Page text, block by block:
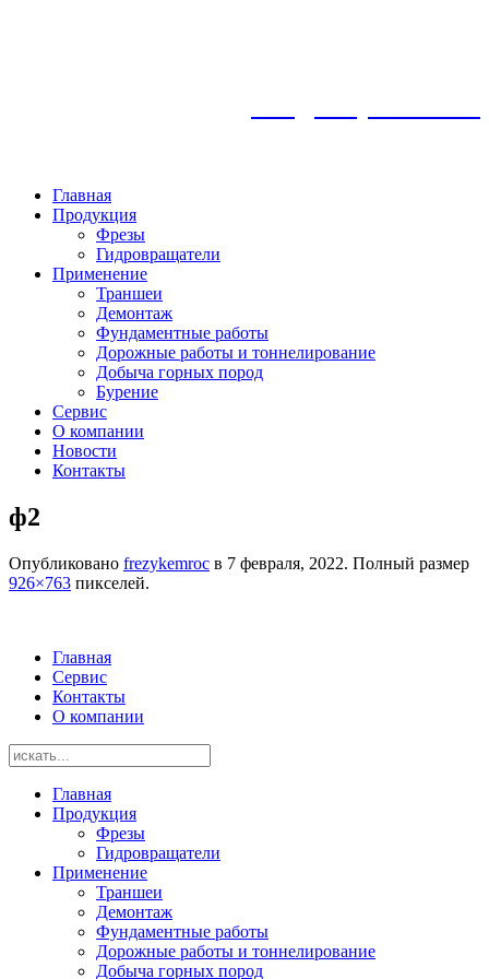
Главная
Продукция
Фрезы
Гидровращатели
Применение
Траншеи
Демонтаж
Фундаментные работы
Дорожные работы и тоннелирование
Добыча горных пород
Бурение
Сервис
О компании
Новости
Контакты
ф2
Опубликовано frezykemroc в 7 февраля, 2022. Полный размер
926×763 пикселей.
Главная
Сервис
Контакты
О компании
Главная
Продукция
Фрезы
Гидровращатели
Применение
Траншеи
Демонтаж
Фундаментные работы
Дорожные работы и тоннелирование
Добыча горных пород